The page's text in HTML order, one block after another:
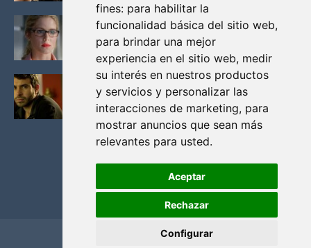
fines: para habilitar la
funcionalidad básica del sitio web,
para brindar una mejor
experiencia en el sitio web, medir
su interés en nuestros productos
y servicios y personalizar las
interacciones de marketing, para
mostrar anuncios que sean más
relevantes para usted.
Aceptar
Rechazar
Configurar
FELICITY (EMILY BETT RICKARDS), LAS FOTOS
MAS BONITAS DE LA ALIADA DE ARROW
Noviembre 30, 2013
BLACK MIRROR: TODA TU HISTORIA. EPISODIO 3.
LA CRITICA
Mayo 17, 2012
Privacidad y cookies Contacto